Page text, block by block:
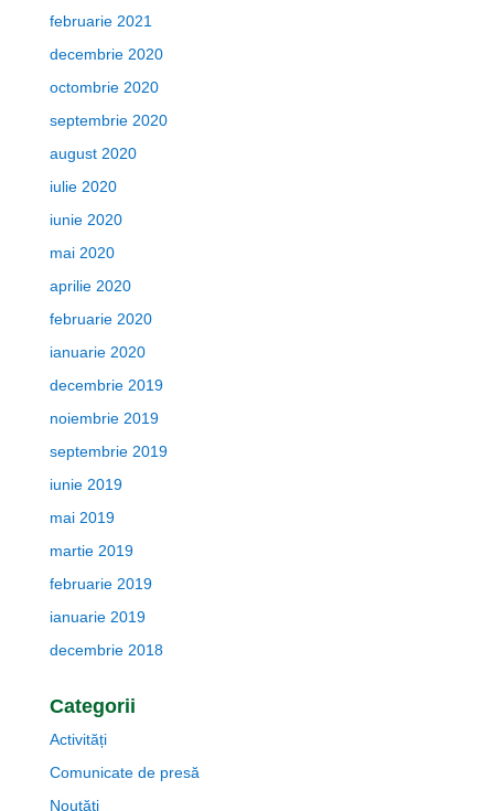
februarie 2021
decembrie 2020
octombrie 2020
septembrie 2020
august 2020
iulie 2020
iunie 2020
mai 2020
aprilie 2020
februarie 2020
ianuarie 2020
decembrie 2019
noiembrie 2019
septembrie 2019
iunie 2019
mai 2019
martie 2019
februarie 2019
ianuarie 2019
decembrie 2018
Categorii
Activități
Comunicate de presă
Noutăţi